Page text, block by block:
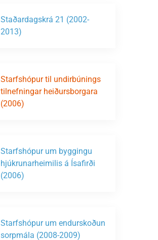
Staðardagskrá 21 (2002-
2013)
Starfshópur til undirbúnings
tilnefningar heiðursborgara
(2006)
Starfshópur um byggingu
hjúkrunarheimilis á Ísafirði
(2006)
Starfshópur um endurskoðun
sorpmála (2008-2009)